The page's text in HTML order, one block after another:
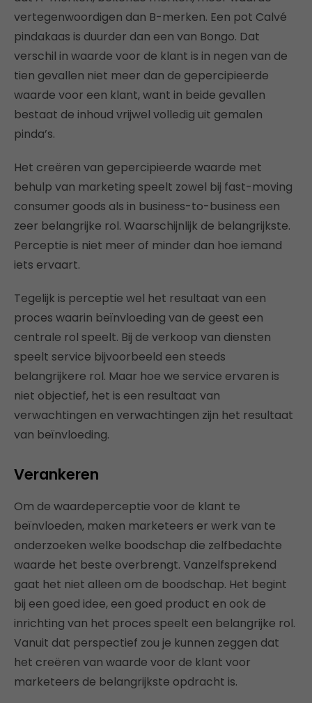
vertegenwoordigen dan B-merken. Een pot Calvé
pindakaas is duurder dan een van Bongo. Dat
verschil in waarde voor de klant is in negen van de
tien gevallen niet meer dan de gepercipieerde
waarde voor een klant, want in beide gevallen
bestaat de inhoud vrijwel volledig uit gemalen
pinda’s.
Het creëren van gepercipieerde waarde met
behulp van marketing speelt zowel bij fast-moving
consumer goods als in business-to-business een
zeer belangrijke rol. Waarschijnlijk de belangrijkste.
Perceptie is niet meer of minder dan hoe iemand
iets ervaart.
Tegelijk is perceptie wel het resultaat van een
proces waarin beïnvloeding van de geest een
centrale rol speelt. Bij de verkoop van diensten
speelt service bijvoorbeeld een steeds
belangrijkere rol. Maar hoe we service ervaren is
niet objectief, het is een resultaat van
verwachtingen en verwachtingen zijn het resultaat
van beïnvloeding.
Verankeren
Om de waardeperceptie voor de klant te
beïnvloeden, maken marketeers er werk van te
onderzoeken welke boodschap die zelfbedachte
waarde het beste overbrengt. Vanzelfsprekend
gaat het niet alleen om de boodschap. Het begint
bij een goed idee, een goed product en ook de
inrichting van het proces speelt een belangrijke rol.
Vanuit dat perspectief zou je kunnen zeggen dat
het creëren van waarde voor de klant voor
marketeers de belangrijkste opdracht is.